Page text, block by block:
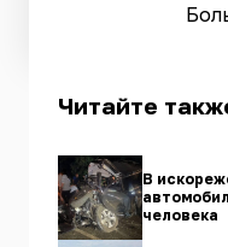
Читайте
В
человека